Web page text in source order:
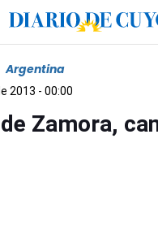
Argentina
2013 - 00:00
Zamora,